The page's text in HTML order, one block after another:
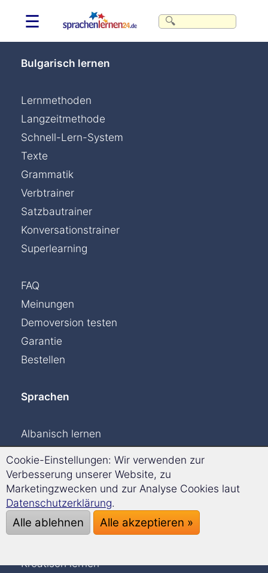
☰
Bulgarisch lernen
Lernmethoden
Langzeitmethode
Schnell-Lern-System
Texte
Grammatik
Verbtrainer
Satzbautrainer
Konversationstrainer
Superlearning
FAQ
Meinungen
Demoversion testen
Garantie
Bestellen
Sprachen
Albanisch lernen
Englisch lernen
Finnisch lernen
Französisch lernen
Griechisch lernen
Kroatisch lernen
Cookie-Einstellungen: Wir verwenden zur
Verbesserung unserer Website, zu
Marketingzwecken und zur Analyse Cookies laut
Datenschutzerklärung.
Alle ablehnen Alle akzeptieren »